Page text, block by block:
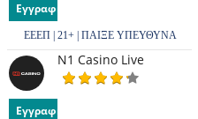
Εγγραφή
ΕΕΕΠ | 21+ | ΠΑΙΞΕ ΥΠΕΥΘΥΝΑ
N1 Casino Live
Εγγραφή